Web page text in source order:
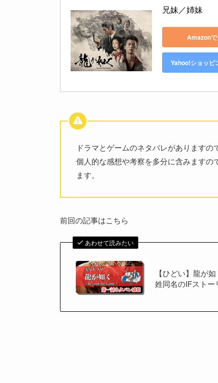
兄妹／姉妹
Amazonで
Yahoo!ショッピ
ドラマとゲームのネタバレがあります
個人的な感想や考察を多分に含みます
ます。
前回の記事はこちら
あわせて読みたい
【ひどい】龍が
姓同名のIFスト